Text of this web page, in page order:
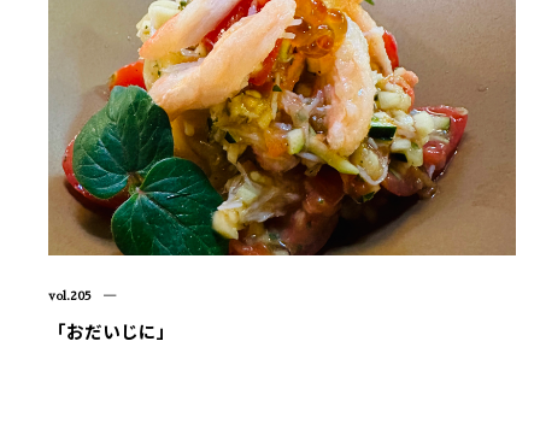
vol.205 ―
「おだいじに」